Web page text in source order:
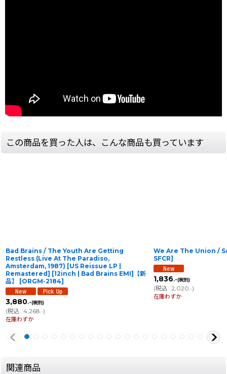
この商品を買った人は、こんな商品も買っています
Bad Brains / The Youth Are Getting
Restless (Live At The Paradiso,
Amsterdam, 1987) [US Reissue LP |
Remastered] [12inch | Bad Brains EMI]【新
品】
[ORGM-2184]
3,880.-(税別)
(税込: 4,268 .-)
在庫わずか
We Are The Union /
SFCR]
1,836.-(税別)
(税込: 2,020 .-)
在庫わずか
関連商品